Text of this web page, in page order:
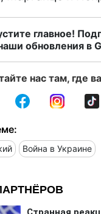
главное!
обновления в
нас там, где
Война в Украине